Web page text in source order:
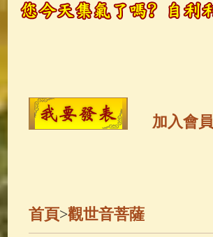
觀世音菩薩 (147)
金山活佛
善財童子五十三參
加入會員
首頁>觀世音菩薩